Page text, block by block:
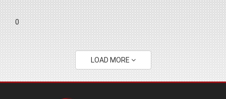
0
LOAD MORE